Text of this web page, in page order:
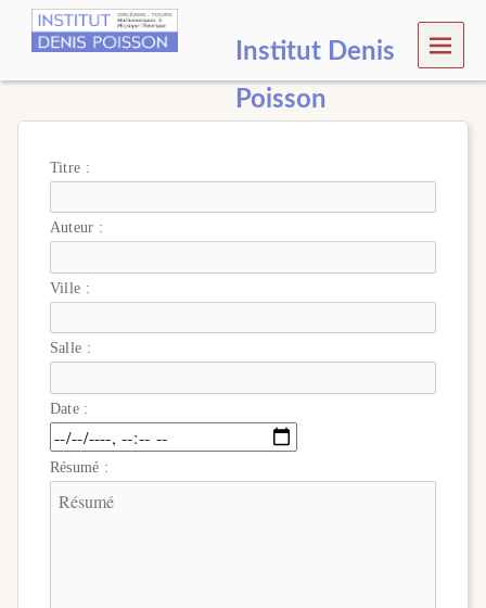
Institut Denis
Poisson
MEN
U
Titre :
Auteur :
Ville :
Salle :
Date :
Résumé :